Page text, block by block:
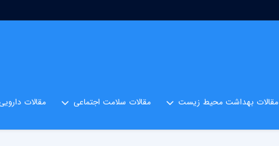
مقالات بهداشت محیط زیست مقالات سلامت اجتماعی مقالات دارویی